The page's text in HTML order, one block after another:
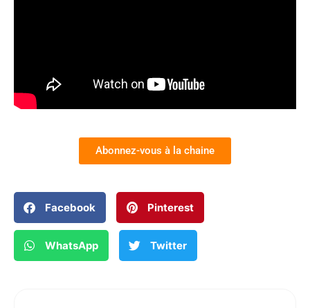
Abonnez-vous à la chaine
Facebook Pinterest
WhatsApp Twitter